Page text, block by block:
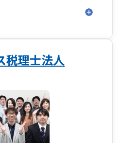
税理士法人